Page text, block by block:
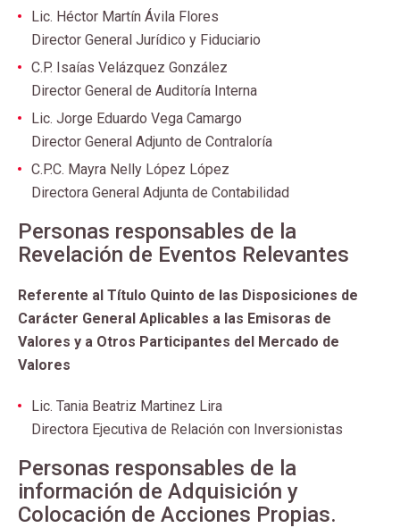
Lic. Héctor Martín Ávila Flores
Director General Jurídico y Fiduciario
C.P. Isaías Velázquez González
Director General de Auditoría Interna
Lic. Jorge Eduardo Vega Camargo
Director General Adjunto de Contraloría
C.P.C. Mayra Nelly López López
Directora General Adjunta de Contabilidad
Personas responsables de la
Revelación de Eventos Relevantes
Referente al Título Quinto de las Disposiciones de
Carácter General Aplicables a las Emisoras de
Valores y a Otros Participantes del Mercado de
Valores
Lic. Tania Beatriz Martinez Lira
Directora Ejecutiva de Relación con Inversionistas
Personas responsables de la
información de Adquisición y
Colocación de Acciones Propias.